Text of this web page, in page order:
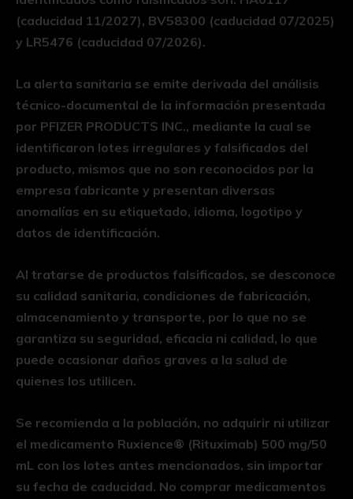
(caducidad 11/2027), BV58300 (caducidad 07/2025)
y LR5476 (caducidad 07/2026).
La alerta sanitaria se emite derivada del análisis
técnico-documental de la información presentada
por PFIZER PRODUCTS INC., mediante la cual se
identificaron lotes irregulares y falsificados del
producto, mismos que no son reconocidos por la
empresa fabricante y presentan diversas
anomalías en su etiquetado, idioma, logotipo y
datos de identificación.
Al tratarse de productos falsificados, se desconoce
su calidad sanitaria, condiciones de fabricación,
almacenamiento y transporte, por lo que no se
garantiza su seguridad, eficacia ni calidad, lo que
puede ocasionar daños graves a la salud de
quienes los utilicen.
Se recomienda a la población, no adquirir ni utilizar
el medicamento Ruxience®️ (Rituximab) 500 mg/50
mL con los lotes antes mencionados, sin importar
su fecha de caducidad. No comprar medicamentos